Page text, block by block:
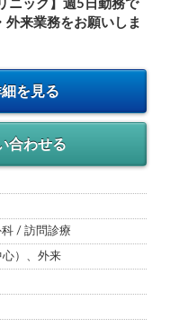
ニック】週5日勤務で
来業務をお願いしま
を見る
合わせる
/ 訪問診療
）、外来